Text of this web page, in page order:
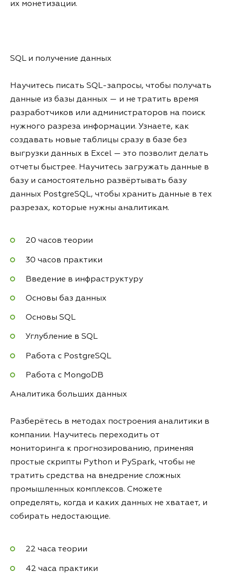
их монетизации.
SQL и получение данных
Научитесь писать SQL-запросы, чтобы получать
данные из базы данных — и не тратить время
разработчиков или администраторов на поиск
нужного разреза информации. Узнаете, как
создавать новые таблицы сразу в базе без
выгрузки данных в Excel — это позволит делать
отчеты быстрее. Научитесь загружать данные в
базу и самостоятельно развёртывать базу
данных PostgreSQL, чтобы хранить данные в тех
разрезах, которые нужны аналитикам.
20 часов теории
30 часов практики
Введение в инфраструктуру
Основы баз данных
Основы SQL
Углубление в SQL
Работа с PostgreSQL
Работа с MongoDB
Аналитика больших данных
Разберётесь в методах построения аналитики в
компании. Научитесь переходить от
мониторинга к прогнозированию, применяя
простые скрипты Python и PySpark, чтобы не
тратить средства на внедрение сложных
промышленных комплексов. Сможете
определять, когда и каких данных не хватает, и
собирать недостающие.
22 часа теории
42 часа практики